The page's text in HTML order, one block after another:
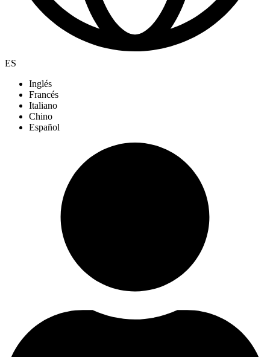
ES
Inglés
Francés
Italiano
Chino
Español